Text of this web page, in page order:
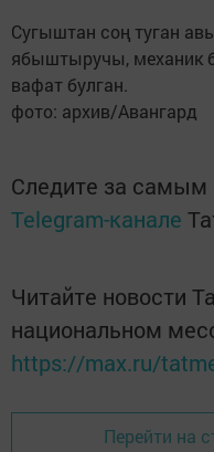
Сугыштан соң туган
ябыштыручы, механик
вафат ­булган.
фото: архив/Авангард
Следите за
Telegram-канале
Читайте новости
национальном
https://max.ru/
Перейти на